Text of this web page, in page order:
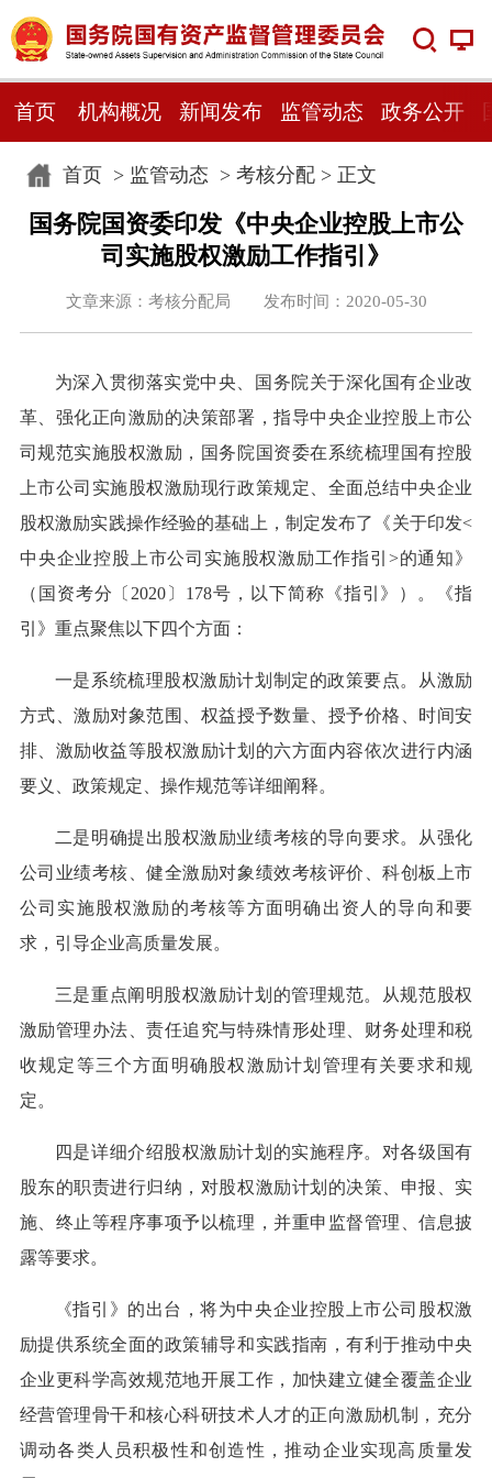
首页 机构概况 新闻发布 监管动态 政务公开
首页> 监管动态 > 考核分配> 正文
国务院国资委印发《中央企业控股上市公
司实施股权激励工作指引》
文章来源：考核分配局 发布时间：2020-05-30
为深入贯彻落实党中央、国务院关于深化国有企业改
革、强化正向激励的决策部署，指导中央企业控股上市公
司规范实施股权激励，国务院国资委在系统梳理国有控股
上市公司实施股权激励现行政策规定、全面总结中央企业
股权激励实践操作经验的基础上，制定发布了《关于印发<
中央企业控股上市公司实施股权激励工作指引>的通知》
（国资考分〔2020〕178号，以下简称《指引》）。《指
引》重点聚焦以下四个方面：
一是系统梳理股权激励计划制定的政策要点。从激励
方式、激励对象范围、权益授予数量、授予价格、时间安
排、激励收益等股权激励计划的六方面内容依次进行内涵
要义、政策规定、操作规范等详细阐释。
二是明确提出股权激励业绩考核的导向要求。从强化
公司业绩考核、健全激励对象绩效考核评价、科创板上市
公司实施股权激励的考核等方面明确出资人的导向和要
求，引导企业高质量发展。
三是重点阐明股权激励计划的管理规范。从规范股权
激励管理办法、责任追究与特殊情形处理、财务处理和税
收规定等三个方面明确股权激励计划管理有关要求和规
定。
四是详细介绍股权激励计划的实施程序。对各级国有
股东的职责进行归纳，对股权激励计划的决策、申报、实
施、终止等程序事项予以梳理，并重申监督管理、信息披
露等要求。
《指引》的出台，将为中央企业控股上市公司股权激
励提供系统全面的政策辅导和实践指南，有利于推动中央
企业更科学高效规范地开展工作，加快建立健全覆盖企业
经营管理骨干和核心科研技术人才的正向激励机制，充分
调动各类人员积极性和创造性，推动企业实现高质量发